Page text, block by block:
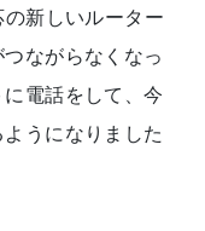
新しいルーター
ながらなくなっ
電話をして、今
うになりました